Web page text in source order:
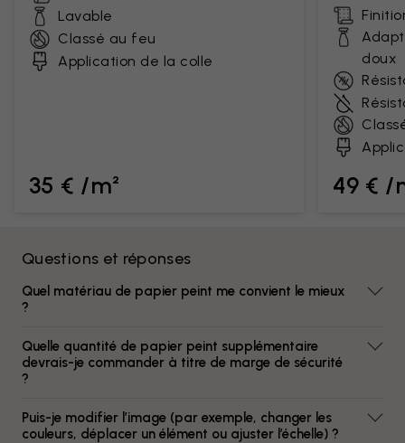
Lavable
Classé au feu
Application de la colle
35 € /m²
doux
49 € /
Questions et réponses
Quel matériau de papier peint me convient le mieux
?
Quelle quantité de papier peint supplémentaire
devrais-je commander à titre de marge de sécurité
?
Puis-je modifier l’image (par exemple, changer les
couleurs, déplacer un élément ou ajuster l’échelle) ?